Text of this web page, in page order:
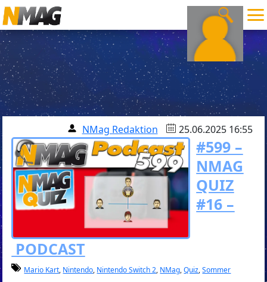
NMag Redaktion 25.06.2025 16:55
#599 –
NMAG
QUIZ
#16 –
PODCAST
Mario Kart, Nintendo, Nintendo Switch 2, NMag,Quiz,Sommer